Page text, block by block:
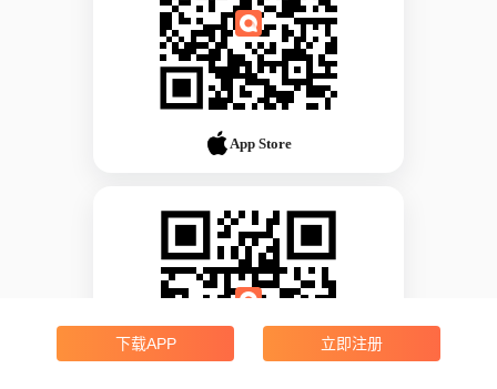
App Store
下载APP 立即注册